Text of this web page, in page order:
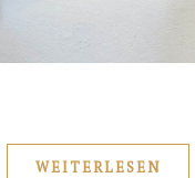
WEITERLESEN